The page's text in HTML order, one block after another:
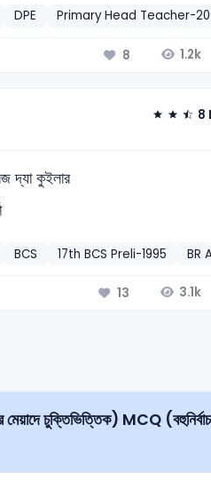
DPE Primary Head Teacher-
8 1.2k
8
দ্যা কুইলার
BCS 17th BCS Preli-1995 BR
13 3.1k